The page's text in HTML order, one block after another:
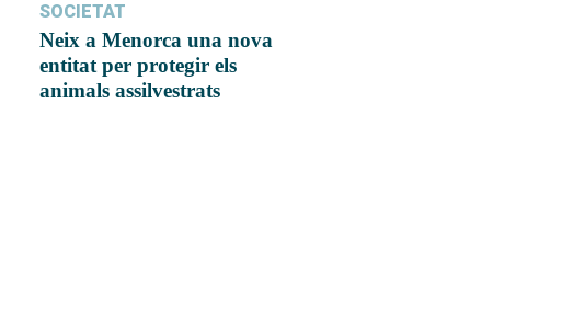
SOCIETAT
Neix a Menorca una nova
entitat per protegir els
animals assilvestrats